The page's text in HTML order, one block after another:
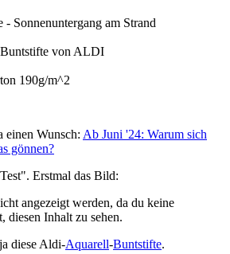
- Sonnenuntergang am Strand
von ALDI
190g/m^2
einen Wunsch: Ab Juni '24: Warum sich
gönnen?
Erstmal das Bild:
angezeigt werden, da du keine
diesen Inhalt zu sehen.
diese Aldi-Aquarell-Buntstifte.